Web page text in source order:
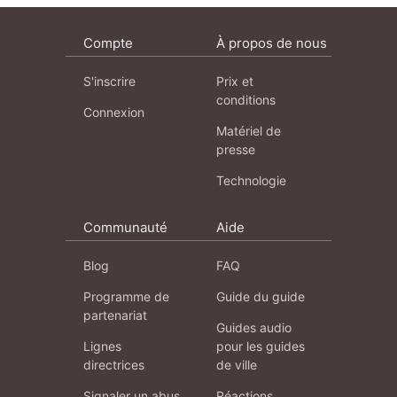
Compte
S'inscrire
Connexion
À propos de nous
Prix et
conditions
Matériel de
presse
Technologie
Communauté
Blog
Programme de
partenariat
Lignes
directrices
Aide
FAQ
Guide du guide
Guides audio
pour les guides
de ville